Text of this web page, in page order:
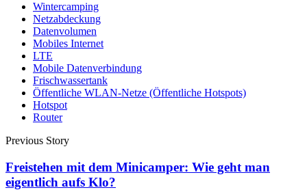
Wintercamping
Netzabdeckung
Datenvolumen
Mobiles Internet
LTE
Mobile Datenverbindung
Frischwassertank
Öffentliche WLAN-Netze (Öffentliche Hotspots)
Hotspot
Router
Previous Story
Freistehen mit dem Minicamper: Wie geht man
eigentlich aufs Klo?